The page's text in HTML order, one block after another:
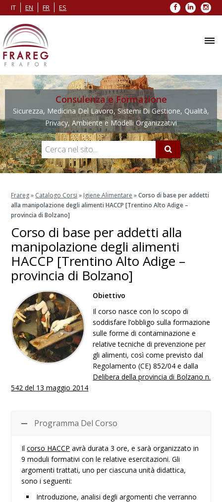
IT EN FR ES Facebook
LinkedIn
Consulenza e Formazione
Sicurezza, Medicina Del Lavoro, Sistemi Di Gestione, Qualità,
Privacy, Ambiente e Modelli Organizzativi
Frareg» Catalogo Corsi » Igiene Alimentare »Corso di base per addetti
alla manipolazione degli alimenti HACCP [Trentino Alto Adige –
provincia di Bolzano]
Corso di base per addetti alla
manipolazione degli alimenti
HACCP [Trentino Alto Adige –
provincia di Bolzano]
Obiettivo
Il corso nasce con lo scopo di
soddisfare l’obbligo sulla formazione
sulle forme di contaminazione e
relative tecniche di prevenzione per
gli alimenti, così come previsto dal
Regolamento (CE) 852/04 e dalla
Delibera della provincia di Bolzano n.
542 del 13 maggio 2014
Programma Del Corso
Ilcorso HACCP avrà durata 3 ore, e sarà organizzato in
9 moduli formativi con le relative esercitazioni. Gli
argomenti trattati, uno per ciascuna unità didattica,
sono i seguenti:
Introduzione, analisi degli argomenti che verranno